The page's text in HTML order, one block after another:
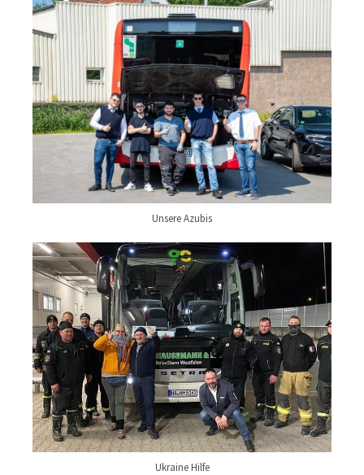
Unsere Azubis
Ukraine Hilfe